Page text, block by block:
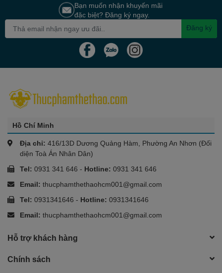
Bạn muốn nhận khuyến mãi
đặc biệt? Đăng ký ngay.
Đăng ký
Hồ Chí Minh
Địa chỉ: 416/13D Dương Quảng Hàm, Phường An Nhơn (Đối
diện Toà Án Nhân Dân)
Tel: 0931 341 646 - Hotline: 0931 341 646
Email: thucphamthethaohcm001@gmail.com
Tel: 0931341646 - Hotline: 0931341646
Email: thucphamthethaohcm001@gmail.com
Hỗ trợ khách hàng
Chính sách